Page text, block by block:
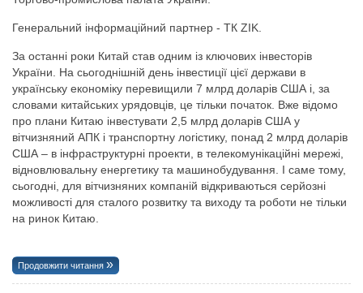
Генеральний інформаційний партнер - ТК ZIK.
За останні роки Китай став одним із ключових інвесторів
України. На сьогоднішній день інвестиції цієї держави в
українську економіку перевищили 7 млрд доларів США і, за
словами китайських урядовців, це тільки початок. Вже відомо
про плани Китаю інвестувати 2,5 млрд доларів США у
вітчизняний АПК і транспортну логістику, понад 2 млрд доларів
США – в інфраструктурні проекти, в телекомунікаційні мережі,
відновлювальну енергетику та машинобудування. І саме тому,
сьогодні, для вітчизняних компаній відкриваються серйозні
можливості для сталого розвитку та виходу та роботи не тільки
на ринок Китаю.
Продовжити читання